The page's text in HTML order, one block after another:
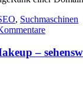
, Suchmaschinen
–